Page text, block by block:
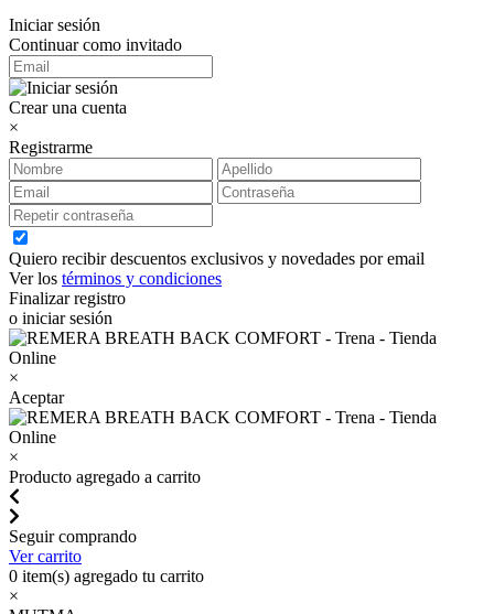
Iniciar sesión
Continuar como invitado
Crear una cuenta
×
Registrarme
Quiero recibir descuentos exclusivos y novedades por email
Ver los términos y condiciones
Finalizar registro
o iniciar sesión
×
Aceptar
×
Producto agregado a carrito
Seguir comprando
Ver carrito
0 item(s) agregado tu carrito
×